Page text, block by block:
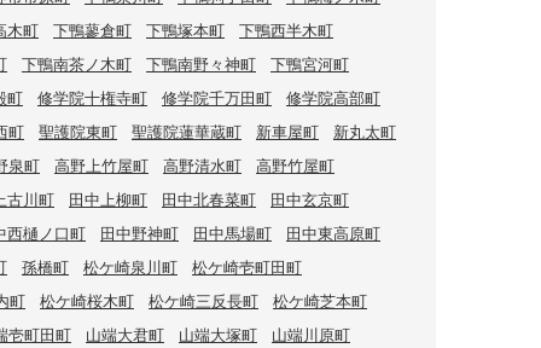
木町 下鴨蓼倉町 下鴨塚本町
下鴨西半木町
下鴨南茶ノ木町 下鴨南野々神町
下鴨宮河町
町 修学院十権寺町 修学院千万田町
修学院高部町
町 聖護院東町 聖護院蓮華蔵町 新車屋町
新丸太町
泉町 高野上竹屋町 高野清水町
高野竹屋町
古川町 田中上柳町 田中北春菜町
田中玄京町
西樋ノ口町 田中野神町 田中馬場町
田中東高原町
孫橋町 松ケ崎泉川町
松ケ崎壱町田町
町 松ケ崎桜木町 松ケ崎三反長町
松ケ崎芝本町
壱町田町 山端大君町 山端大塚町
山端川原町